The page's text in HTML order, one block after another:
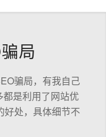
局
骗局，有我自己
是利用了网站优
好处，具体细节不